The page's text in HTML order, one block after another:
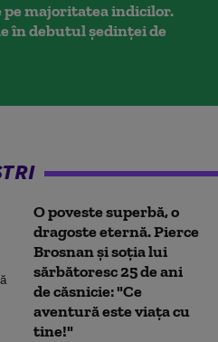
pe majoritatea indicilor.
în debutul ședinței de
O poveste superbă, o
dragoste eternă. Pierce
Brosnan și soția lui
sărbătoresc 25 de ani
de căsnicie: "Ce
aventură este viața cu
tine!"